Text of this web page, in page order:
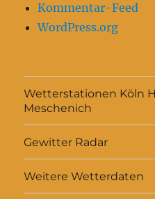
Kommentar-Feed
WordPress.org
Wetterstationen Köln
Meschenich
Gewitter Radar
Weitere Wetterdaten